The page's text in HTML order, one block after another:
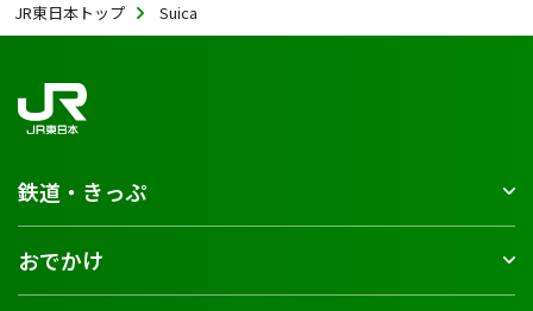
JR東日本トップ Suica
鉄道・きっぷ
おでかけ